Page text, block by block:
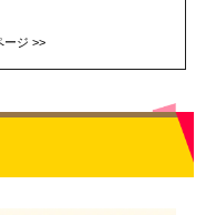
ージ >>